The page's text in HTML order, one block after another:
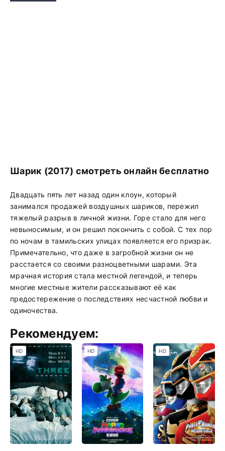
Шарик (2017) смотреть онлайн бесплатно
Двадцать пять лет назад один клоун, который
занимался продажей воздушных шариков, пережил
тяжелый разрыв в личной жизни. Горе стало для него
невыносимым, и он решил покончить с собой. С тех пор
по ночам в тамильских улицах появляется его призрак.
Примечательно, что даже в загробной жизни он не
расстается со своими разноцветными шарами. Эта
мрачная история стала местной легендой, и теперь
многие местные жители рассказывают её как
предостережение о последствиях несчастной любви и
одиночества.
Рекомендуем:
HD HD HD